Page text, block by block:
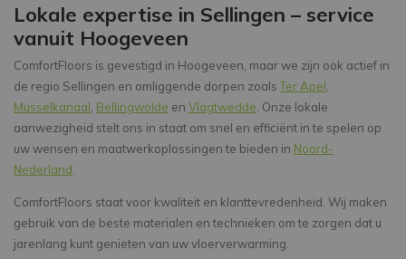
Lokale expertise in Sellingen – service
vanuit Hoogeveen
ComfortFloors is gevestigd in Hoogeveen, maar we zijn ook actief in
de regio Sellingen en omliggende dorpen zoalsTer Apel,
Musselkanaal, Bellingwolde en Vlagtwedde. Onze lokale
aanwezigheid stelt ons in staat om snel en efficiënt in te spelen op
uw wensen en maatwerkoplossingen te bieden in Noord-
Nederland.
ComfortFloors staat voor kwaliteit en klanttevredenheid. Wij maken
gebruik van de beste materialen en technieken om te zorgen dat u
jarenlang kunt genieten van uw vloerverwarming.